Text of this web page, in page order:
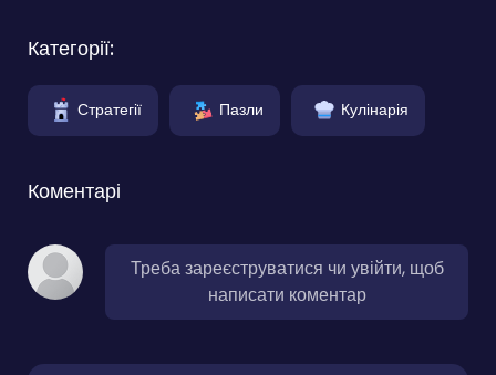
Категорії:
Стратегії Пазли Кулінарія
Коментарі
Треба зареєструватися чи увійти, щоб
написати коментар